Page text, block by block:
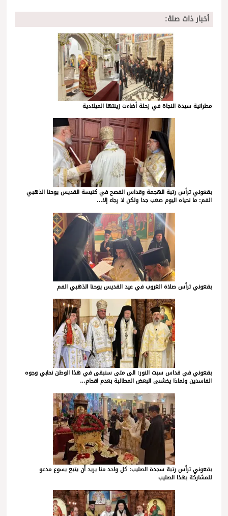
أخبار ذات صلة:
مطرانية سيدة النجاة في زحلة أضاءت زينتها الميلادية
بقعوني ترأس رتبة الهجمة وقداس الفصح في كنيسة القديس يوحنا الذهبي
الفم: ما نحياه اليوم صعب جدا ولكن لا رجاء إلا…
بقعوني ترأس صلاة الغروب في عيد القديس يوحنا الذهبي الفم
بقعوني في قداس سبت النور: الى متى سنبقى في هذا الوطن نحابي وجوه
الفاسدين ولماذا يخشىى البعض المطالبة بعدم اقحام…
بقعوني ترأس رتبة سجدة الصليب: كل واحد منا يريد أن يتبع يسوع مدعو
للمشاركة بهذا الصليب